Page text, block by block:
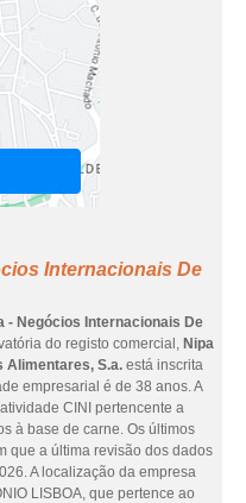
Internacionais De
- Negócios Internacionais De
do registo comercial, Nipa
Alimentares, S.a. está inscrita
empresarial é de 38 anos. A
CINI pertencente a
à base de carne. Os últimos
que a última revisão dos dados
A localização da empresa
LISBOA, que pertence ao